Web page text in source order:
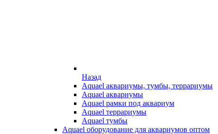
Назад
Aquael аквариумы, тумбы, террариумы
Aquael аквариумы
Aquael рамки под аквариум
Aquael террариумы
Aquael тумбы
Aquael оборудование для аквариумов оптом